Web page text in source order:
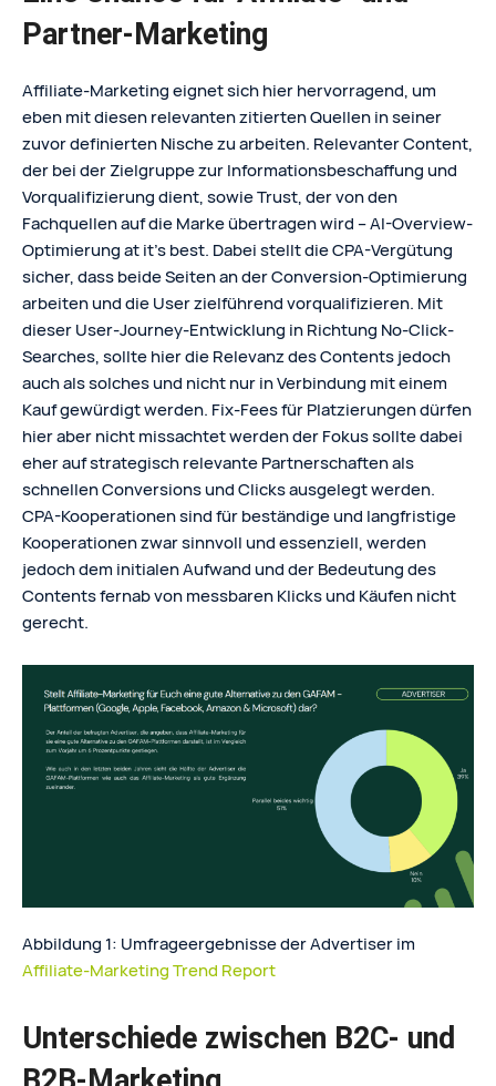
Partner-Marketing
Affiliate-Marketing eignet sich hier hervorragend, um
eben mit diesen relevanten zitierten Quellen in seiner
zuvor definierten Nische zu arbeiten. Relevanter Content,
der bei der Zielgruppe zur Informationsbeschaffung und
Vorqualifizierung dient, sowie Trust, der von den
Fachquellen auf die Marke übertragen wird – AI-Overview-
Optimierung at it’s best. Dabei stellt die CPA-Vergütung
sicher, dass beide Seiten an der Conversion-Optimierung
arbeiten und die User zielführend vorqualifizieren. Mit
dieser User-Journey-Entwicklung in Richtung No-Click-
Searches, sollte hier die Relevanz des Contents jedoch
auch als solches und nicht nur in Verbindung mit einem
Kauf gewürdigt werden. Fix-Fees für Platzierungen dürfen
hier aber nicht missachtet werden der Fokus sollte dabei
eher auf strategisch relevante Partnerschaften als
schnellen Conversions und Clicks ausgelegt werden.
CPA-Kooperationen sind für beständige und langfristige
Kooperationen zwar sinnvoll und essenziell, werden
jedoch dem initialen Aufwand und der Bedeutung des
Contents fernab von messbaren Klicks und Käufen nicht
gerecht.
Abbildung 1: Umfrageergebnisse der Advertiser im
Affiliate-Marketing Trend Report
Unterschiede zwischen B2C- und